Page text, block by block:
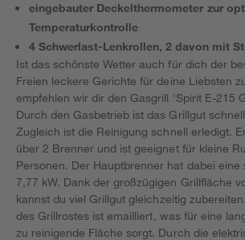
eingebauter Deckelthermometer zur
Temperaturkontrolle
4 Schwerlast-Lenkrollen, 2 davon mit
Ist das schönste Wetter auch für dich der
Freien leckere Gerichte für deine Liebsten
empfehlen wir dir den Gasgrill 'Spirit E-215
Durch den Gasbetrieb ist das Grillgut
Zugleich ist die Reinigung schnell erledigt.
über 2 Brenner und ist geeignet für kleine
Personen. Der Hauptbrenner hat dabei eine
7,77 kW. Dank der großzügigen Grillfläche
kannst du viel Grillgut gleichzeitig
des Grillrostes ist emailliert, was für eine
zu reinigende Fläche sorgt. Durch die